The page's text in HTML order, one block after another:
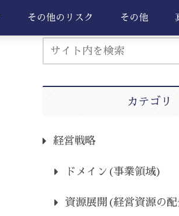
その他のリスク その他
カテゴリ
経営戦略
ドメイン(事業領域)
資源展開(経営資源の配